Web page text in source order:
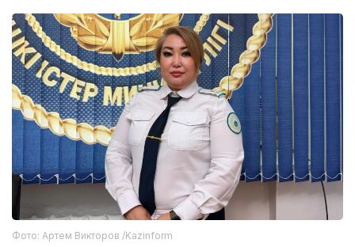
Фото: Артем Викторов /Kazinform